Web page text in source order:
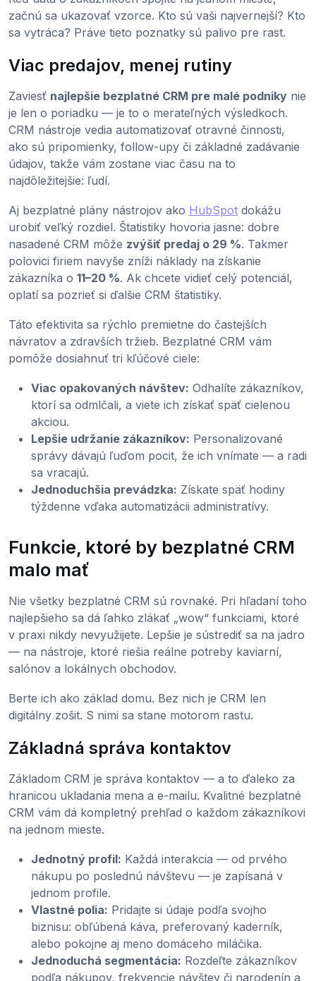
začnú sa ukazovať vzorce. Kto sú vaši najvernejší? Kto
sa vytráca? Práve tieto poznatky sú palivo pre rast.
Viac predajov, menej rutiny
Zaviesť najlepšie bezplatné CRM pre malé podniky nie
je len o poriadku — je to o merateľných výsledkoch.
CRM nástroje vedia automatizovať otravné činnosti,
ako sú pripomienky, follow-upy či základné zadávanie
údajov, takže vám zostane viac času na to
najdôležitejšie: ľudí.
Aj bezplatné plány nástrojov ako HubSpot dokážu
urobiť veľký rozdiel. Štatistiky hovoria jasne: dobre
nasadené CRM môže zvýšiť predaj o 29 %. Takmer
polovici firiem navyše zníži náklady na získanie
zákazníka o 11–20 %. Ak chcete vidieť celý potenciál,
oplatí sa pozrieť si ďalšie CRM štatistiky.
Táto efektivita sa rýchlo premietne do častejších
návratov a zdravších tržieb. Bezplatné CRM vám
pomôže dosiahnuť tri kľúčové ciele:
Viac opakovaných návštev: Odhalíte zákazníkov,
ktorí sa odmlčali, a viete ich získať späť cielenou
akciou.
Lepšie udržanie zákazníkov: Personalizované
správy dávajú ľuďom pocit, že ich vnímate — a radi
sa vracajú.
Jednoduchšia prevádzka: Získate späť hodiny
týždenne vďaka automatizácii administratívy.
Funkcie, ktoré by bezplatné CRM
malo mať
Nie všetky bezplatné CRM sú rovnaké. Pri hľadaní toho
najlepšieho sa dá ľahko zlákať „wow“ funkciami, ktoré
v praxi nikdy nevyužijete. Lepšie je sústrediť sa na jadro
— na nástroje, ktoré riešia reálne potreby kaviarní,
salónov a lokálnych obchodov.
Berte ich ako základ domu. Bez nich je CRM len
digitálny zošit. S nimi sa stane motorom rastu.
Základná správa kontaktov
Základom CRM je správa kontaktov — a to ďaleko za
hranicou ukladania mena a e-mailu. Kvalitné bezplatné
CRM vám dá kompletný prehľad o každom zákazníkovi
na jednom mieste.
Jednotný profil: Každá interakcia — od prvého
nákupu po poslednú návštevu — je zapísaná v
jednom profile.
Vlastné polia: Pridajte si údaje podľa svojho
biznisu: obľúbená káva, preferovaný kaderník,
alebo pokojne aj meno domáceho miláčika.
Jednoduchá segmentácia: Rozdeľte zákazníkov
podľa nákupov, frekvencie návštev či narodenín a